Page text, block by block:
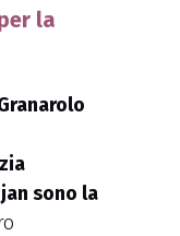
la
sono la